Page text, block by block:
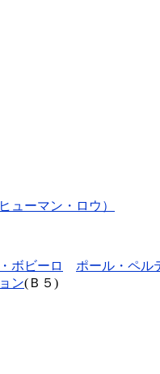
ューマン・ロウ）
ボビーロ
ポール・ペル
ン(Ｂ５)